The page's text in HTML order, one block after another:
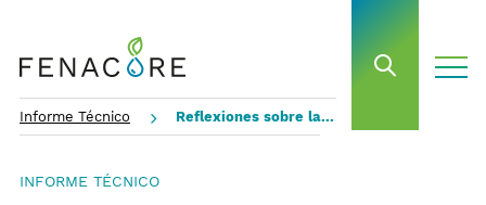
open
Informe Técnico Reflexiones sobre las futuras normas técnicas de seguridad para las balsas
INFORME TÉCNICO